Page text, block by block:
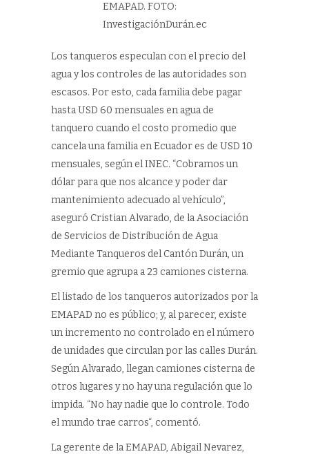
EMAPAD. FOTO:
InvestigaciónDurán.ec
Los tanqueros especulan con el precio del
agua y los controles de las autoridades son
escasos. Por esto, cada familia debe pagar
hasta USD 60 mensuales en agua de
tanquero cuando el costo promedio que
cancela una familia en Ecuador es de USD 10
mensuales, según el INEC. “Cobramos un
dólar para que nos alcance y poder dar
mantenimiento adecuado al vehículo”,
aseguró Cristian Alvarado, de la Asociación
de Servicios de Distribución de Agua
Mediante Tanqueros del Cantón Durán, un
gremio que agrupa a 23 camiones cisterna.
El listado de los tanqueros autorizados por la
EMAPAD no es público; y, al parecer, existe
un incremento no controlado en el número
de unidades que circulan por las calles Durán.
Según Alvarado, llegan camiones cisterna de
otros lugares y no hay una regulación que lo
impida. “No hay nadie que lo controle. Todo
el mundo trae carros“, comentó.
La gerente de la EMAPAD, Abigail Nevarez,